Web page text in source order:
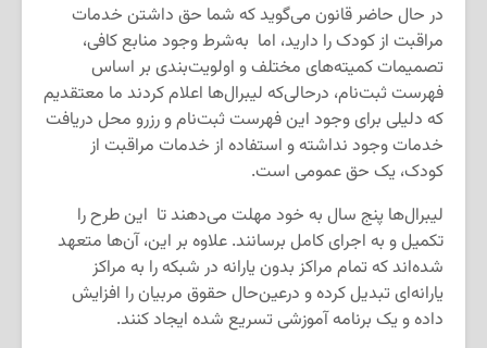
در حال حاضر قانون می‌گوید که شما حق داشتن خدمات
مراقبت از کودک را دارید، اما به‌شرط وجود منابع کافی،
تصمیمات کمیته‌های مختلف و اولویت‌بندی بر اساس
فهرست ثبت‌نام، درحالی‌که لیبرال‌ها اعلام کردند ما معتقدیم
که دلیلی برای وجود این فهرست ثبت‌نام و رزرو محل دریافت
خدمات وجود نداشته و استفاده از خدمات مراقبت از
کودک، یک حق عمومی است.
لیبرال‌ها پنج سال به خود مهلت می‌دهند تا این طرح را
تکمیل و به اجرای کامل برسانند. علاوه بر این، آن‌ها متعهد
شده‌اند که تمام مراکز بدون یارانه در شبکه را به مراکز
یارانه‌ای تبدیل کرده و درعین‌حال حقوق مربیان را افزایش
داده و یک برنامه آموزشی تسریع شده ایجاد کنند.